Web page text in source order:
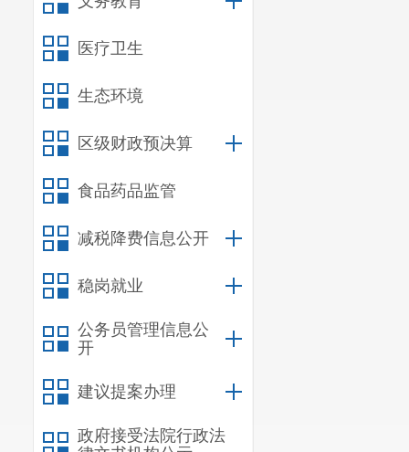
医疗卫生
生态环境
区级财政预决算
食品药品监管
减税降费信息公开
稳岗就业
公务员管理信息公
开
建议提案办理
政府接受法院行政法